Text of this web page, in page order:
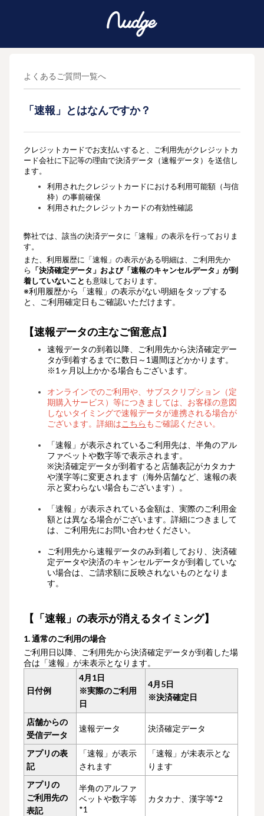
よくあるご質問一覧へ
「速報」とはなんですか？
クレジットカードでお支払いすると、ご利用先がクレジットカ
ード会社に下記等の理由で決済データ（速報データ）を送信し
ます。
利用されたクレジットカードにおける利用可能額（与信
枠）の事前確保
利用されたクレジットカードの有効性確認
弊社では、該当の決済データに「速報」の表示を行っておりま
す。
また、利用履歴に「速報」の表示がある明細は、ご利用先か
ら 「決済確定データ」 および「速報のキャンセルデータ」 が到
着していないこと も意味しております。
※利用履歴から「速報」の表示がない明細をタップする
と、ご利用確定日も ご確認いただけます。
【速報データの主なご留意点】
速報データの到着以降、ご利用先から決済確定デー
タが到着するまでに数日～1週間ほどかかります。
※1ヶ月以上かかる場合もございます。
オンラインでのご利用や、サブスクリプション（定
期購入サービス）等につきましては、お客様の意図
しないタイミングで速報データが連携される場合が
ございます。詳細はこちら もご確認ください。
「速報」が表示されているご利用先は、半角のアル
ファベットや数字等で表示されます。
※決済確定データが到着すると店舗表記がカタカナ
や漢字等に変更されます（海外店舗など、速報の表
示と変わらない場合もございます）。
「速報」 が表示されている金額は、実際のご利用金
額とは異なる場合がございます。詳細につきまして
は、ご利用先にお問い合わせください。
ご利用先から速報データのみ到着しており、決済確
定データや決済のキャンセルデータが到着していな
い場合は、
ご請求額に反映されないものとなりま
す。
【 「 速報」の表示が消えるタイミング】
1. 通常のご利用の場合
ご利用日以降、ご利用先から決済確定データが到着した場
合は「速報」が未表示となります。
日付例
4月1日
※実際のご利用
日
4月5日
※決済確定日
店舗からの
受信データ
速報データ 決済確定データ
アプリの表
記
「速報」が表示
されます
「速報」が未表示とな
ります
アプリの
ご利用先の
表記
半角のアルファ
ベットや数字等
*1
カタカナ、漢字等*2